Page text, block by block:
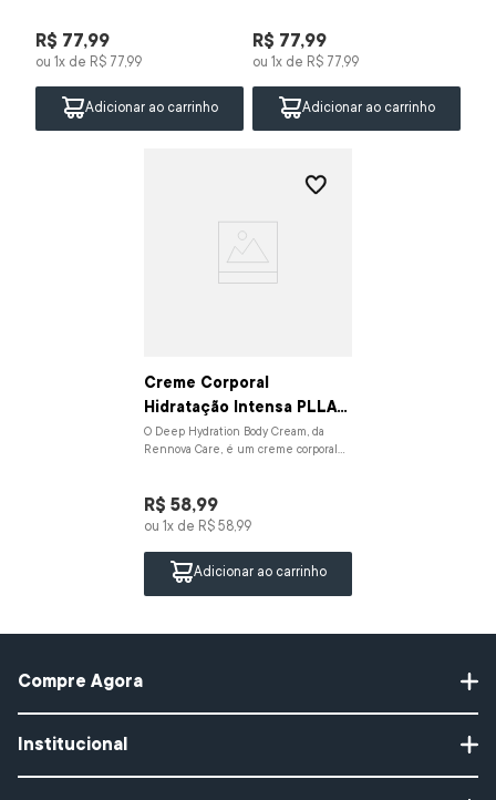
R$ 77,99
ou 1x de R$ 77 99
Adicionar ao carrinho
R$ 77,99
ou 1x de R$ 77 99
Adicionar ao carrinho
Creme Corporal
Hidratação Intensa PLLA
Complex | 200mL
O Deep Hydration Body Cream, da
Rennova Care, é um creme corporal
R$ 58,99
ou 1x de R$ 58,99
Adicionar ao carrinho
Compre Agora
Protetor Solar
PLLA COMPLEX TECHNOLOGY
Institucional